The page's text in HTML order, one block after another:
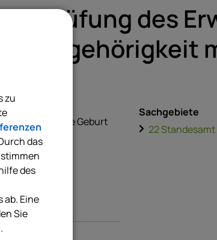
Prüfung des
Eltern durch die Geburt
4 Abs. 3 des
Sachgebiete
22 Standesamt
zu
das
des
Eine
Sie